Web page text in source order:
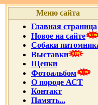
Меню сайта
Главная страница
Новое на сайте
Собаки
Выставки
Щенки
Фотоальбом
О породе АСТ
Контакт
Память...